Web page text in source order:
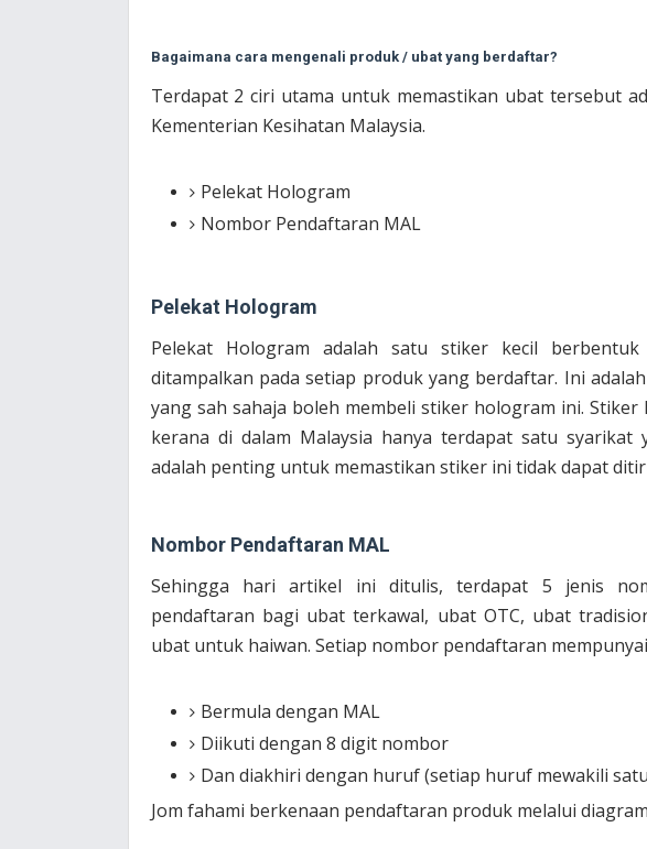
Bagaimana cara mengenali produk / ubat yang berdaftar?
Terdapat 2 ciri utama untuk memastikan ubat tersebut
Kementerian Kesihatan Malaysia.
Pelekat Hologram
Nombor Pendaftaran MAL
Pelekat Hologram
Pelekat Hologram adalah satu stiker kecil
ditampalkan pada setiap produk yang berdaftar. Ini
yang sah sahaja boleh membeli stiker hologram ini.
kerana di dalam Malaysia hanya terdapat satu
adalah penting untuk memastikan stiker ini tidak dapat
Nombor Pendaftaran MAL
Sehingga hari artikel ini ditulis, terdapat 5 jenis
pendaftaran bagi ubat terkawal, ubat OTC, ubat
ubat untuk haiwan. Setiap nombor pendaftaran
Bermula dengan MAL
Diikuti dengan 8 digit nombor
Dan diakhiri dengan huruf (setiap huruf mewakili
Jom fahami berkenaan pendaftaran produk melalui